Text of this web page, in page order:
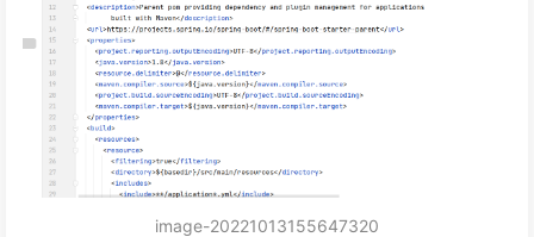
image-20221013155647320